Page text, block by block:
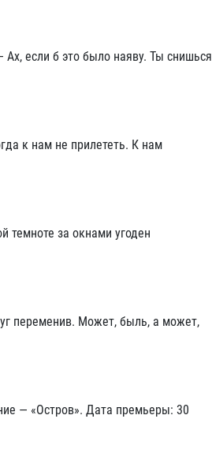
если б это было наяву. Ты снишься
к нам не прилететь. К нам
темноте за окнами угоден
переменив. Может, быль, а может,
— «Остров». Дата премьеры: 30